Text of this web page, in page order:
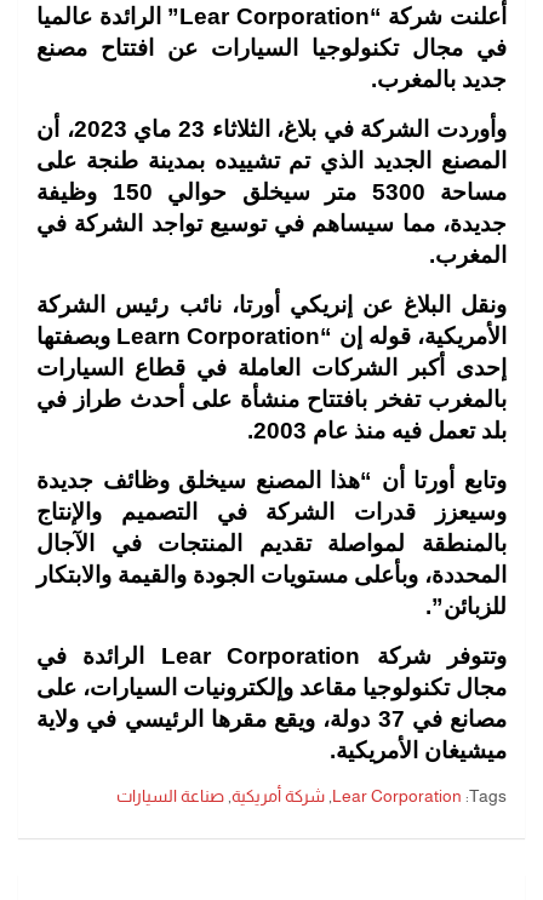
أعلنت شركة “Lear Corporation” الرائدة عالميا
في مجالتكنولوجيا السيارات عن افتتاح مصنع
جديد بالمغرب.
وأوردت الشركة في بلاغ، الثلاثاء 23 ماي 2023، أن
المصنع
الجديد الذي تم تشييده بمدينة طنجة على
مساحة 5300 متر
سيخلق حوالي 150 وظيفة
جديدة، مما سيساهم في توسيع تواجد
الشركة في
المغرب.
ونقل البلاغ عن إنريكي أورتا، نائب رئيس الشركة
الأمريكية، قوله
إن “Learn Corporation وبصفتها
إحدى أكبر الشركات العاملة في قطاع السيارات
بالمغرب تفخر بافتتاح منشأة على أحدث طراز في
بلد تعمل فيه منذ عام 2003.
وتابع أورتا أن “هذا المصنع سيخلق وظائف جديدة
وسيعزز قدرات
الشركة في التصميم والإنتاج
بالمنطقة لمواصلة تقديم المنتجات في
الآجال
المحددة، وبأعلى مستويات الجودة والقيمة والابتكار
للزبائن”.
وتتوفر شركة Lear Corporation الرائدة في
مجال تكنولوجيا مقاعد وإلكترونيات السيارات، على
مصانع في 37 دولة، ويقع مقرها
الرئيسي في ولاية
ميشيغان الأمريكية.
Tags:
Lear Corporation
, شركة أمريكية, صناعة السيارات